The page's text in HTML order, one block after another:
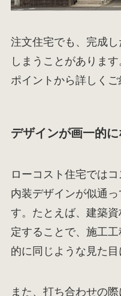
注文住宅でも、完成
しまうことがありま
ポイントから詳しくご
デザインが画一的
ローコスト住宅では
内装デザインが似通
す。たとえば、建築
定することで、施工
的に同じような見た目
また、打ち合わせの